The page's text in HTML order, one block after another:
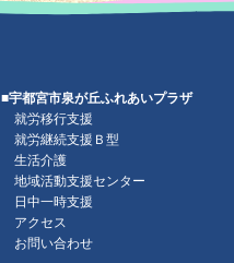
■宇都宮市泉が丘ふれあいプラザ
就労移行支援
就労継続支援Ｂ型
生活介護
地域活動支援センター
日中一時支援
アクセス
お問い合わせ